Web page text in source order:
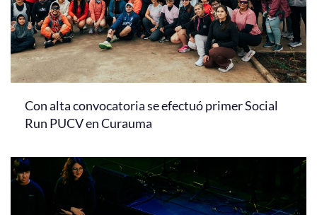
Con alta convocatoria se efectuó primer Social
Run PUCV en Curauma